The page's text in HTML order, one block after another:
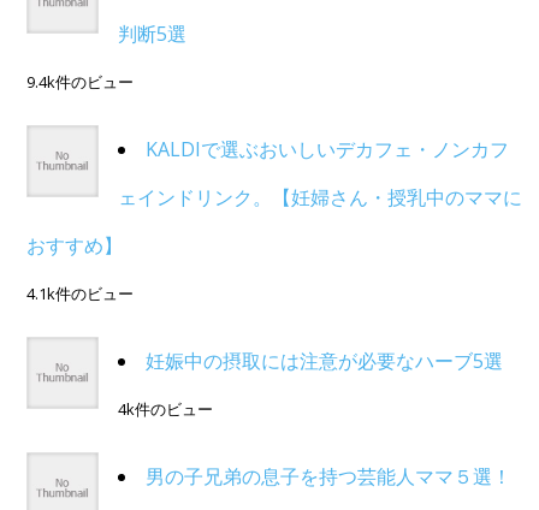
判断5選
9.4k件のビュー
KALDIで選ぶおいしいデカフェ・ノンカフ
ェインドリンク。【妊婦さん・授乳中のママに
おすすめ】
4.1k件のビュー
妊娠中の摂取には注意が必要なハーブ5選
4k件のビュー
男の子兄弟の息子を持つ芸能人ママ５選！